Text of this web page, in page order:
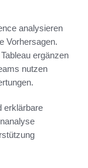
analysieren
Vorhersagen.
ergänzen
nutzen
erklärbare